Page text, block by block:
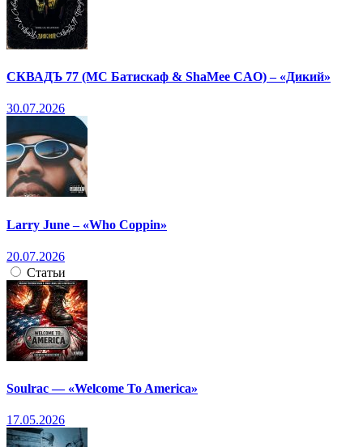
СКВАДЪ 77 (МС Батискаф & ShaMee CAO) – «Дикий»
30.07.2026
Larry June – «Who Coppin»
20.07.2026
Статьи
Soulrac — «Welcome To America»
17.05.2026